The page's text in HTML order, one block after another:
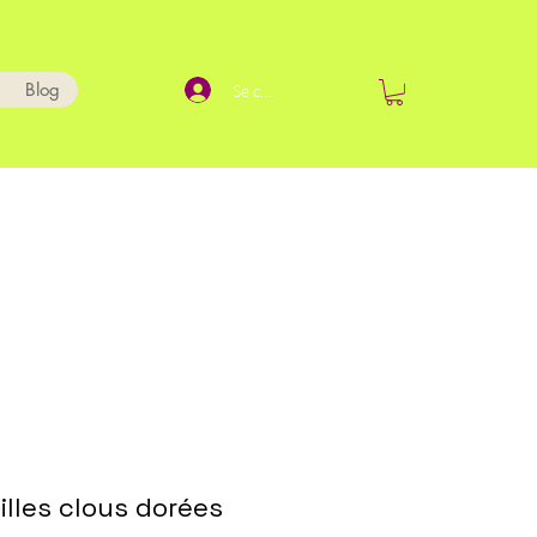
Blog Se connecter
clous dorées